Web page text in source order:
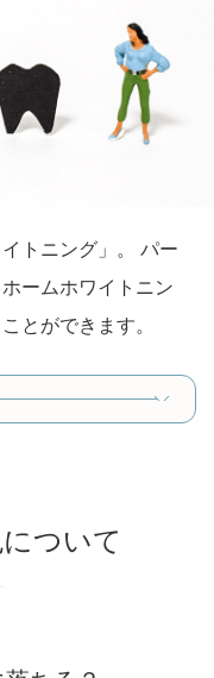
トニング」。 パー
ームホワイトニン
とができます。
ついて